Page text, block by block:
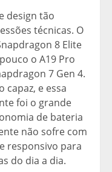
design tão
técnicas. O
8 Elite
o A19 Pro
7 Gen 4.
e essa
foi o grande
de bateria
não sofre com
responsivo para
do dia a dia.